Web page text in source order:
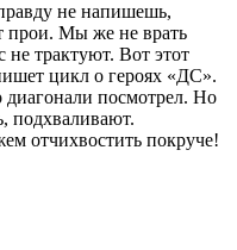
не напишешь,
прои. Мы же не врать
трактуют. Вот этот
цикл о героях «ДС».
диагонали посмотрел. Но
подхваливают.
отчихвостить покруче!